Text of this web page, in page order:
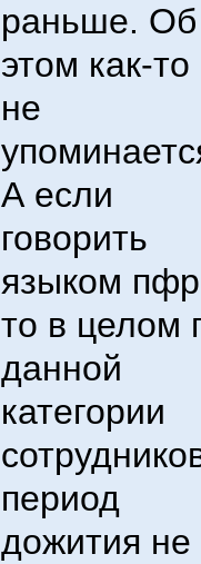
раньше. Об
этом как-то
не
А если
говорить
языком
то в целом
данной
категории
период
дожития не